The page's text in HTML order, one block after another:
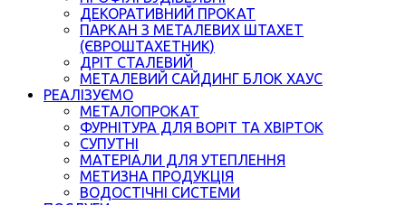
ДЕКОРАТИВНИЙ ПРОКАТ
ПАРКАН З МЕТАЛЕВИХ ШТАХЕТ
(ЄВРОШТАХЕТНИК)
ДРІТ СТАЛЕВИЙ
МЕТАЛЕВИЙ САЙДИНГ БЛОК ХАУС
РЕАЛІЗУЄМО
МЕТАЛОПРОКАТ
ФУРНІТУРА ДЛЯ ВОРІТ ТА ХВІРТОК
СУПУТНІ
МАТЕРІАЛИ ДЛЯ УТЕПЛЕННЯ
МЕТИЗНА ПРОДУКЦІЯ
ВОДОСТІЧНІ СИСТЕМИ